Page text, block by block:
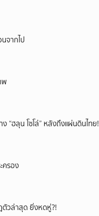
จากไป
พ
“ฮลุน โซโล่” หลังถึงแผ่นดินไทย!
ครอง
ตัวล่าสุด ยิ่งหดหู่?!